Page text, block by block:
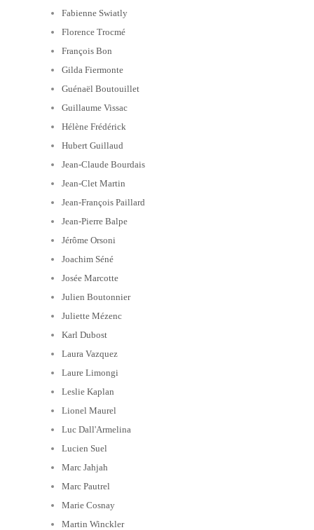
Fabienne Swiatly
Florence Trocmé
François Bon
Gilda Fiermonte
Guénaël Boutouillet
Guillaume Vissac
Hélène Frédérick
Hubert Guillaud
Jean-Claude Bourdais
Jean-Clet Martin
Jean-François Paillard
Jean-Pierre Balpe
Jérôme Orsoni
Joachim Séné
Josée Marcotte
Julien Boutonnier
Juliette Mézenc
Karl Dubost
Laura Vazquez
Laure Limongi
Leslie Kaplan
Lionel Maurel
Luc Dall'Armelina
Lucien Suel
Marc Jahjah
Marc Pautrel
Marie Cosnay
Martin Winckler